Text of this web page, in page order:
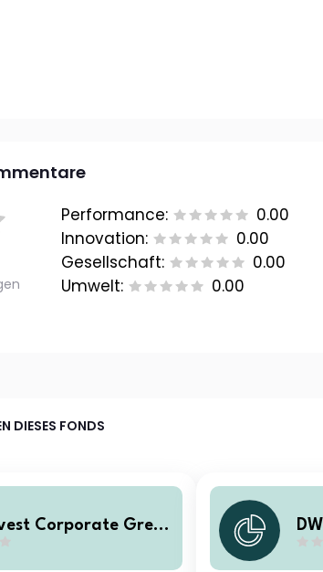
Performance:
0.00
Innovation:
0.00
Gesellschaft:
0.00
Umwelt:
0.00
DIESES FONDS
Corporate Green